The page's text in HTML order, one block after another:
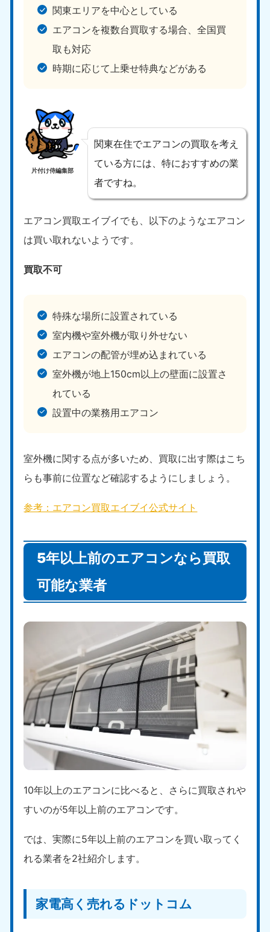
関東エリアを中心としている
エアコンを複数台買取する場合、全国買
取も対応
時期に応じて上乗せ特典などがある
片付け侍編集部
関東在住でエアコンの買取を考え
ている方には、特におすすめの業
者ですね。
エアコン買取エイブイでも、以下のようなエアコン
は買い取れないようです。
買取不可
特殊な場所に設置されている
室内機や室外機が取り外せない
エアコンの配管が埋め込まれている
室外機が地上150cm以上の壁面に設置さ
れている
設置中の業務用エアコン
室外機に関する点が多いため、買取に出す際はこち
らも事前に位置など確認するようにしましょう。
参考：エアコン買取エイブイ公式サイト
5年以上前のエアコンなら買取
可能な業者
10年以上のエアコンに比べると、さらに買取されや
すいのが5年以上前のエアコンです。
では、実際に5年以上前のエアコンを買い取ってく
れる業者を2社紹介します。
家電高く売れるドットコム